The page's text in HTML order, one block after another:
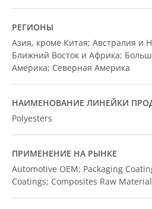
РЕГИОНЫ
Азия, кроме Китая; Австралия и
Ближний Восток и Африка;
Америка; Северная Америка
НАИМЕНОВАНИЕ ЛИНЕЙКИ
Polyesters
ПРИМЕНЕНИЕ НА РЫНКЕ
Automotive OEM; Packaging
Coatings; Composites Raw